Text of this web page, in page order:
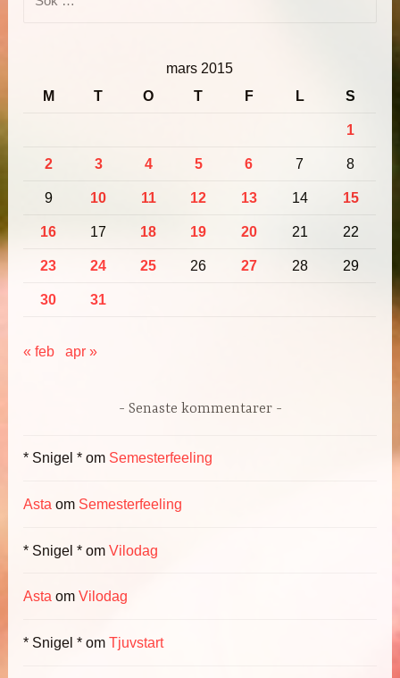
mars 2015
M
T O T F L S
1
2 3 4 5 6 7 8
9 10 11 12 13 14 15
16 17 18 19 20 21 22
23 24 25 26 27 28 29
30 31
« feb apr »
Senaste kommentarer
* Snigel * om Semesterfeeling
Asta om Semesterfeeling
* Snigel * omVilodag
Asta omVilodag
* Snigel * omTjuvstart